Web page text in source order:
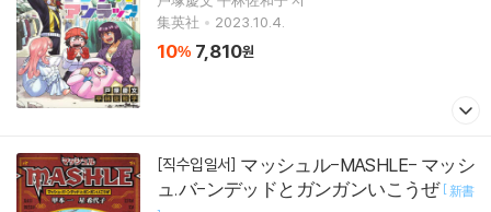
集英社
2023.10.4.
10% 7,810원
[직수입일서]
ュ.バ-ンデッドとガンガンいこうぜ [ 新書